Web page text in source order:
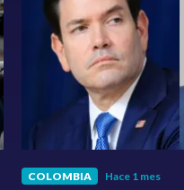
COLOMBIA Hace 1 mes